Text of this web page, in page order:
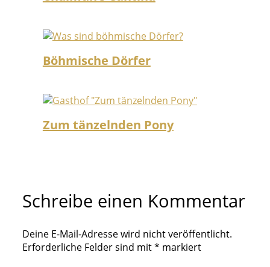
Böhmische Dörfer
Zum tänzelnden Pony
Schreibe einen Kommentar
Deine E-Mail-Adresse wird nicht veröffentlicht.
Erforderliche Felder sind mit* markiert